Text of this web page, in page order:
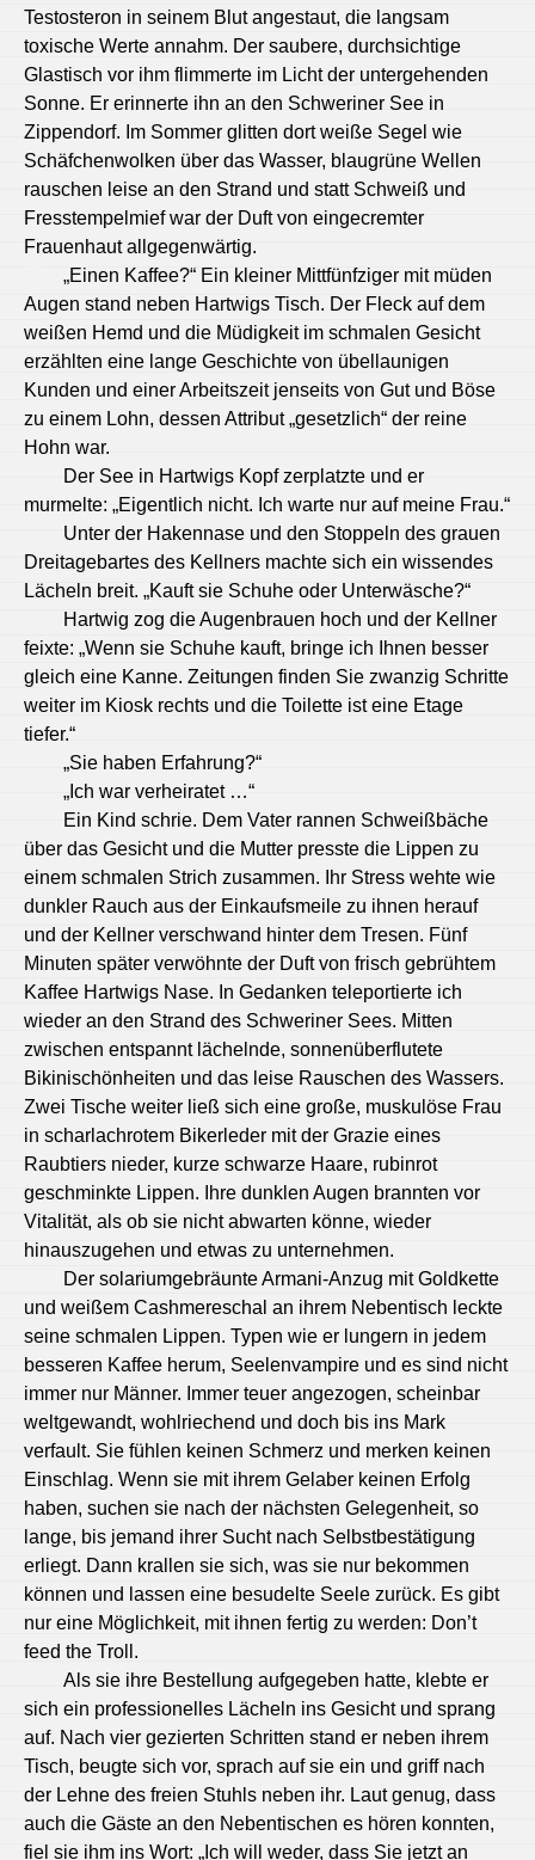
Testosteron in seinem Blut angestaut, die langsam
toxische Werte annahm. Der saubere, durchsichtige
Glastisch vor ihm flimmerte im Licht der untergehenden
Sonne. Er erinnerte ihn an den Schweriner See in
Zippendorf. Im Sommer glitten dort weiße Segel wie
Schäfchenwolken über das Wasser, blaugrüne Wellen
rauschen leise an den Strand und statt Schweiß und
Fresstempelmief war der Duft von eingecremter
Frauenhaut allgegenwärtig.
„Einen Kaffee?“ Ein kleiner Mittfünfziger mit müden
Augen stand neben Hartwigs Tisch. Der Fleck auf dem
weißen Hemd und die Müdigkeit im schmalen Gesicht
erzählten eine lange Geschichte von übellaunigen
Kunden und einer Arbeitszeit jenseits von Gut und Böse
zu einem Lohn, dessen Attribut „gesetzlich“ der reine
Hohn war.
Der See in Hartwigs Kopf zerplatzte und er
murmelte: „Eigentlich nicht. Ich warte nur auf meine Frau.“
Unter der Hakennase und den Stoppeln des grauen
Dreitagebartes des Kellners machte sich ein wissendes
Lächeln breit. „Kauft sie Schuhe oder Unterwäsche?“
Hartwig zog die Augenbrauen hoch und der Kellner
feixte: „Wenn sie Schuhe kauft, bringe ich Ihnen besser
gleich eine Kanne. Zeitungen finden Sie zwanzig Schritte
weiter im Kiosk rechts und die Toilette ist eine Etage
tiefer.“
„Sie haben Erfahrung?“
„Ich war verheiratet …“
Ein Kind schrie. Dem Vater rannen Schweißbäche
über das Gesicht und die Mutter presste die Lippen zu
einem schmalen Strich zusammen. Ihr Stress wehte wie
dunkler Rauch aus der Einkaufsmeile zu ihnen herauf
und der Kellner verschwand hinter dem Tresen. Fünf
Minuten später verwöhnte der Duft von frisch gebrühtem
Kaffee Hartwigs Nase. In Gedanken teleportierte ich
wieder an den Strand des Schweriner Sees. Mitten
zwischen entspannt lächelnde, sonnenüberflutete
Bikinischönheiten und das leise Rauschen des Wassers.
Zwei Tische weiter ließ sich eine große, muskulöse Frau
in scharlachrotem Bikerleder mit der Grazie eines
Raubtiers nieder, kurze schwarze Haare, rubinrot
geschminkte Lippen. Ihre dunklen Augen brannten vor
Vitalität, als ob sie nicht abwarten könne, wieder
hinauszugehen und etwas zu unternehmen.
Der solariumgebräunte Armani-Anzug mit Goldkette
und weißem Cashmereschal an ihrem Nebentisch leckte
seine schmalen Lippen. Typen wie er lungern in jedem
besseren Kaffee herum, Seelenvampire und es sind nicht
immer nur Männer. Immer teuer angezogen, scheinbar
weltgewandt, wohlriechend und doch bis ins Mark
verfault. Sie fühlen keinen Schmerz und merken keinen
Einschlag. Wenn sie mit ihrem Gelaber keinen Erfolg
haben, suchen sie nach der nächsten Gelegenheit, so
lange, bis jemand ihrer Sucht nach Selbstbestätigung
erliegt. Dann krallen sie sich, was sie nur bekommen
können und lassen eine besudelte Seele zurück. Es gibt
nur eine Möglichkeit, mit ihnen fertig zu werden: Don’t
feed the Troll.
Als sie ihre Bestellung aufgegeben hatte, klebte er
sich ein professionelles Lächeln ins Gesicht und sprang
auf. Nach vier gezierten Schritten stand er neben ihrem
Tisch, beugte sich vor, sprach auf sie ein und griff nach
der Lehne des freien Stuhls neben ihr. Laut genug, dass
auch die Gäste an den Nebentischen es hören konnten,
fiel sie ihm ins Wort: „Ich will weder, dass Sie jetzt an